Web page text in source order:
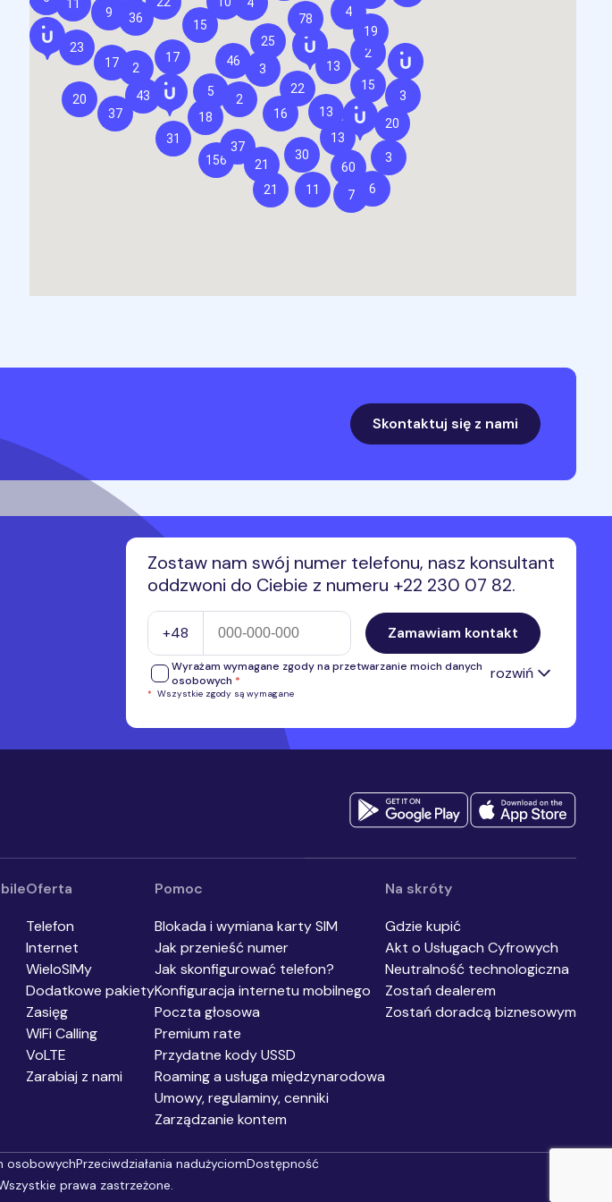
13
3
13
7
21
25
16
3
11
13
2
3
30
4
15
6
20
19
78
2
21
22
60
156
17
37
2
5
23
15
11
36
17
37
43
31
46
18
9
20
Skontaktuj się z nami
Zostaw nam swój numer telefonu, nasz konsultant
oddzwoni do Ciebie z numeru +22 230 07 82.
Numer telefonu
+48 Zamawiam kontakt
Wyrażam wymagane zgody na przetwarzanie moich danych
osobowych * rozwiń
Wyrażam zgodę na przetwarzanie przez Premium Mobile Sp. z o.o. numeru
informacje na temat przetwarzania danych osobowych.
automatycznych systemów wywołujących lub telekomunikacyjnych
urządzeń końcowych, w szczególności w ramach korzystania z usług
komunikacji interpersonalnej, z wykorzystaniem telefonu, SMS, MMS.*
* Wszystkie zgody są wymagane
Oferta
Telefon
Internet
WieloSIMy
Dodatkowe pakiety
Zasięg
WiFi Calling
VoLTE
Zarabiaj z nami
Pomoc
Blokada i wymiana karty SIM
Jak przenieść numer
Jak skonfigurować telefon?
Konfiguracja internetu mobilnego
Poczta głosowa
Premium rate
Przydatne kody USSD
Roaming a usługa międzynarodowa
Umowy, regulaminy, cenniki
Zarządzanie kontem
Na skróty
Gdzie kupić
Akt o Usługach Cyfrowych
Neutralność technologiczna
Zostań dealerem
Zostań doradcą biznesowym
prawa zastrzeżone.
osobowychPrzeciwdziałania nadużyciomDostępność